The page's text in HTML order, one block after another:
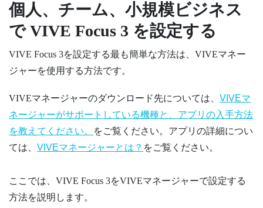
個人、チーム、小規模ビジネス
でVIVE Focus 3 を設定する
VIVE Focus 3を設定する最も簡単な方法は、 VIVEマネー
ジャーを使用する方法です。
VIVEマネージャーのダウンロード先については、 VIVEマ
ネージャーがサポートしている機種と、アプリの入手方法
を教えてください。
をご覧ください。アプリの詳細につい
ては、 VIVEマネージャーとは？ をご覧ください。
ここでは、 VIVE Focus 3をVIVEマネージャーで設定する
方法を説明します。